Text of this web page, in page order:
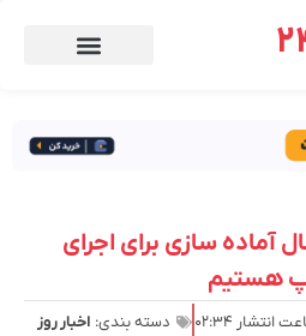
آماده سازی برای اجرای
هستیم
انتشار ۰۲:۳۴ دسته بندی: اخبار روز